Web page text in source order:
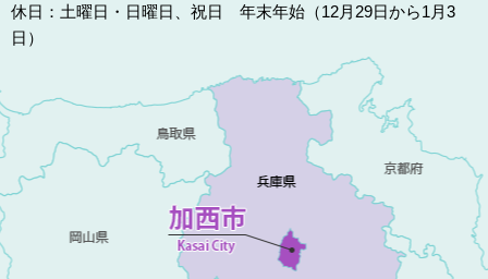
休日：土曜日・日曜日、祝日 年末年始（12月29日から1月3
日）